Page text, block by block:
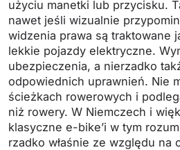
użyciu manetki lub przycisku.
nawet jeśli wizualnie
widzenia prawa są traktowane
lekkie pojazdy elektryczne.
ubezpieczenia, a nierzadko
odpowiednich uprawnień. Nie
ścieżkach rowerowych i
niż rowery. W Niemczech i
klasyczne e-bike’i w tym
rzadko właśnie ze względu na